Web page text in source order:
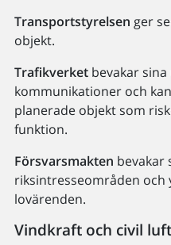
Transportstyrelsen ger
objekt.
Trafikverketbevakar sina
kommunikationer och
planerade objekt som
funktion.
Försvarsmakten bevakar
riksintresseområden och
lovärenden.
Vindkraft och civil